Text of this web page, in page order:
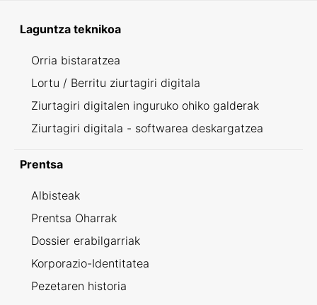
Laguntza teknikoa
Orria bistaratzea
Lortu / Berritu ziurtagiri digitala
Ziurtagiri digitalen inguruko ohiko galderak
Ziurtagiri digitala - softwarea deskargatzea
Prentsa
Albisteak
Prentsa Oharrak
Dossier erabilgarriak
Korporazio-Identitatea
Pezetaren historia